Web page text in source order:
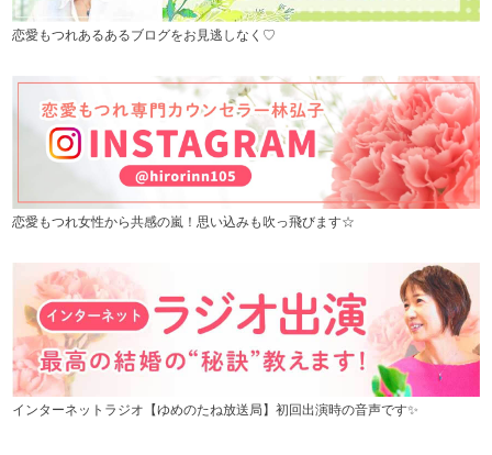
恋愛もつれあるあるブログをお見逃しなく♡
恋愛もつれ女性から共感の嵐！思い込みも吹っ飛びます☆
インターネットラジオ【ゆめのたね放送局】初回出演時の音声です✨